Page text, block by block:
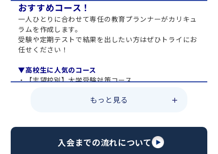
おすすめコース！
一人ひとりに合わせて専任の教育プランナーがカリキュ
ラムを作成します。
受験や定期テストで結果を出したい方はぜひトライにお
任せください！
▼高校生に人気のコース
・【志望校別】大学受験対策コース
・総合型選抜直前対策コース
もっと見る
入会までの流れについて